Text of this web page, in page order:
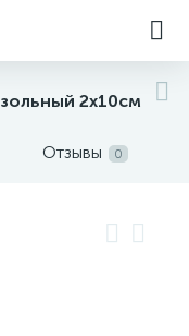
2х10см
Отзывы 0